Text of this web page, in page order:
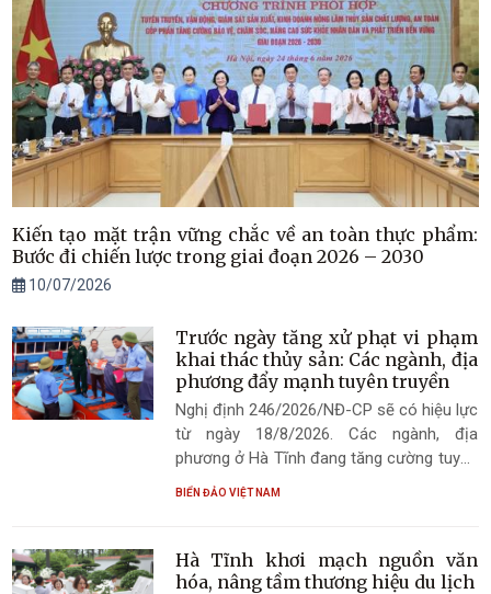
Kiến tạo mặt trận vững chắc về an toàn thực phẩm:
Bước đi chiến lược trong giai đoạn 2026 – 2030
10/07/2026
Trước ngày tăng xử phạt vi phạm
khai thác thủy sản: Các ngành, địa
phương đẩy mạnh tuyên truyền
Nghị định 246/2026/NĐ-CP sẽ có hiệu lực
từ ngày 18/8/2026. Các ngành, địa
phương ở Hà Tĩnh đang tăng cường tuyên
truyền, góp phần nâng cao hiệu quả
BIỂN ĐẢO VIỆT NAM
Hà Tĩnh khơi mạch nguồn văn
hóa, nâng tầm thương hiệu du lịch